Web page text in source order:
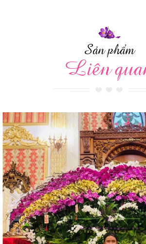
Sản phẩm
Liên